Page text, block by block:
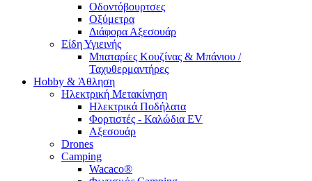
Οδοντόβουρτσες
Οξύμετρα
Διάφορα Αξεσουάρ
Είδη Υγιεινής
Μπαταρίες Κουζίνας & Μπάνιου /
Ταχυθερμαντήρες
Ηobby & Άθληση
Ηλεκτρική Μετακίνηση
Ηλεκτρικά Ποδήλατα
Φορτιστές - Καλώδια EV
Αξεσουάρ
Drones
Camping
Wacaco®